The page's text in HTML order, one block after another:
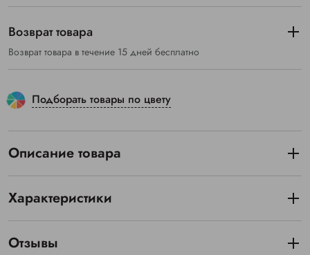
Возврат товара
Возврат товара в течение 15 дней бесплатно
Подборать товары по цвету
Описание товара
Характеристики
Отзывы